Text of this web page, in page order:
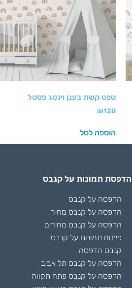
טפט קשת בענן וינטג פסטל
₪120
הוספה לסל
הדפסת תמונות על קנבס
הדפסה על קנבס
הדפסה על קנבס מחיר
הדפסה על קנבס מחירים
פיתוח תמונות על קנבס
קנבס הדפסה
הדפסה על קנבס תל אביב
הדפסה על קנבס פתח תקווה